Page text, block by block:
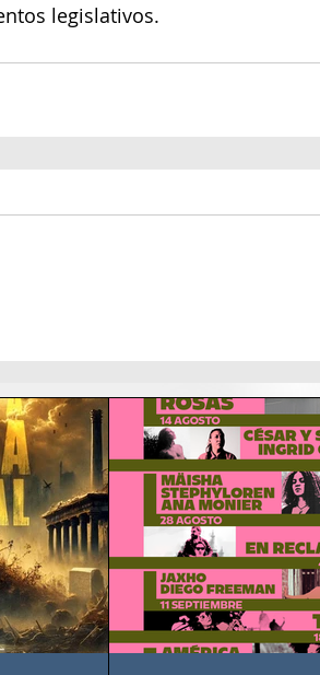
legislativos.